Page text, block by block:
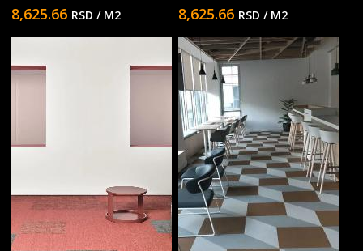
8,625.66 RSD / M2 8,625.66 RSD / M2